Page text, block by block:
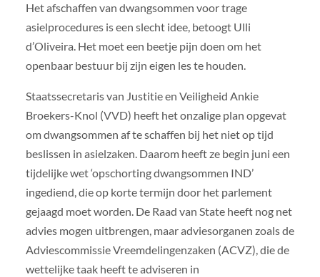
Het afschaffen van dwangsommen voor trage
asielprocedures is een slecht idee, betoogt Ulli
d’Oliveira. Het moet een beetje pijn doen om het
openbaar bestuur bij zijn eigen les te houden.
Staatssecretaris van Justitie en Veiligheid Ankie
Broekers-Knol (VVD) heeft het onzalige plan opgevat
om dwangsommen af te schaffen bij het niet op tijd
beslissen in asielzaken. Daarom heeft ze begin juni een
tijdelijke wet ‘opschorting dwangsommen IND’
ingediend, die op korte termijn door het parlement
gejaagd moet worden. De Raad van State heeft nog net
advies mogen uitbrengen, maar adviesorganen zoals de
Adviescommissie Vreemdelingenzaken (ACVZ), die de
wettelijke taak heeft te adviseren in